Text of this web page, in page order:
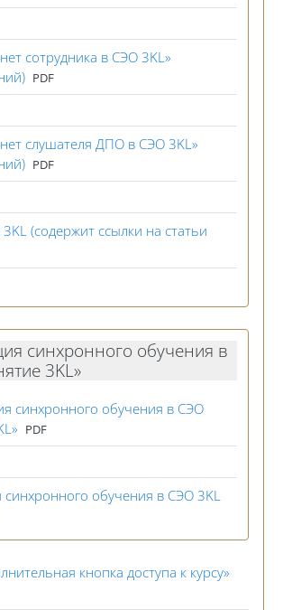
сотрудника в СЭО 3KL»
Файл
PDF
слушателя ДПО в СЭО 3KL»
Файл
PDF
(содержит ссылки на статьи
синхронного обучения в
3KL»
синхронного обучения в СЭО
Файл
PDF
обучения в СЭО 3KL
кнопка доступа к курсу»Файл